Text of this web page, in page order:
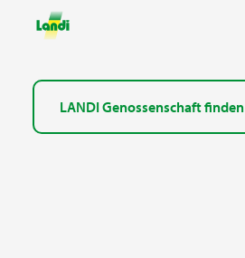
LANDI Genossenschaft finden